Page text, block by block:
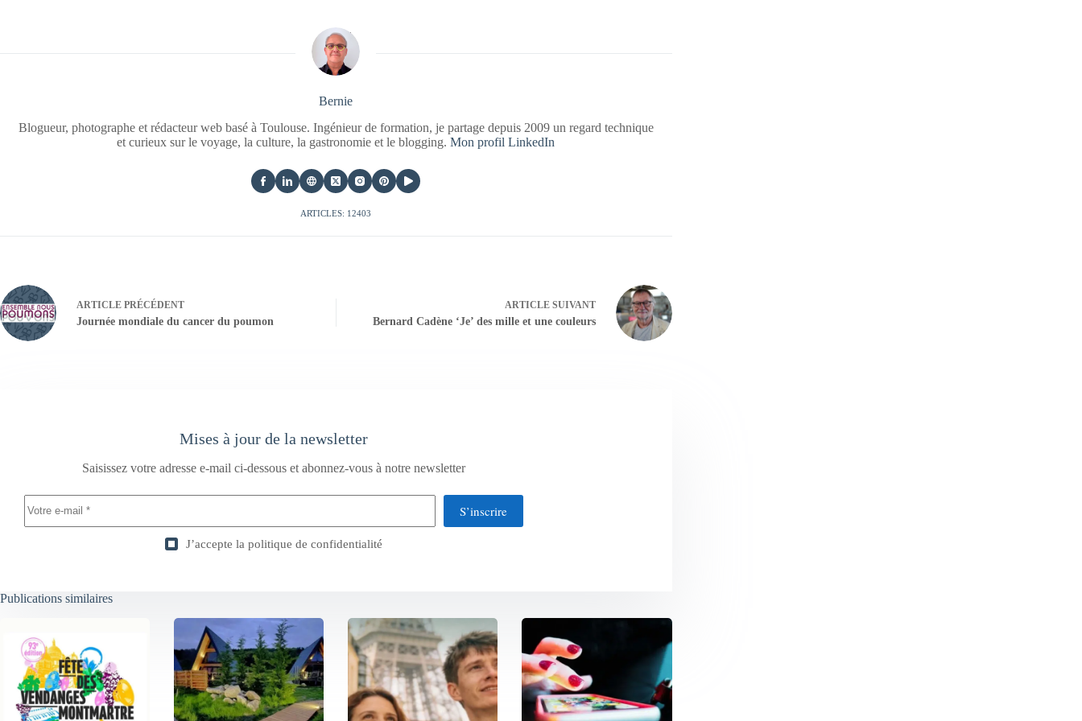
Bernie
Blogueur, photographe et rédacteur web basé à Toulouse. Ingénieur de formation, je partage depuis 2009 un regard technique
et curieux sur le voyage, la culture, la gastronomie et le blogging.Mon profil LinkedIn
ARTICLES: 12403
ARTICLE PRÉCÉDENT
Journée mondiale du cancer du poumon
ARTICLESUIVANT
Bernard Cadène ‘Je’ des mille et une couleurs
Mises à jour de la newsletter
Saisissez votre adresse e-mail ci-dessous et abonnez-vous à notre newsletter
S’inscrire
J’accepte la politique de confidentialité
Publications similaires